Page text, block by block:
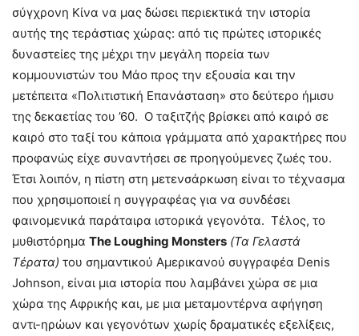
σύγχρονη Κίνα να μας δώσει περιεκτικά την ιστορία
αυτής της τεράστιας χώρας: από τις πρώτες ιστορικές
δυναστείες της μέχρι την μεγάλη πορεία των
κομμουνιστών του Μάο προς την εξουσία και την
μετέπειτα «Πολιτιστική Επανάσταση» στο δεύτερο ήμισυ
της δεκαετίας του ’60. Ο ταξιτζής βρίσκει από καιρό σε
καιρό στο ταξί του κάποια γράμματα από χαρακτήρες που
προφανώς είχε συναντήσει σε προηγούμενες ζωές του.
Έτσι λοιπόν, η πίστη στη μετενσάρκωση είναι το τέχνασμα
που χρησιμοποιεί η συγγραφέας για να συνδέσει
φαινομενικά παράταιρα ιστορικά γεγονότα. Τέλος, το
μυθιστόρημα The Loughing Monsters (Τα Γελαστά
Τέρατα) του σημαντικού Αμερικανού συγγραφέα Denis
Johnson, είναι μια ιστορία που λαμβάνει χώρα σε μια
χώρα της Αφρικής και, με μια μεταμοντέρνα αφήγηση
αντι-ηρώων και γεγονότων χωρίς δραματικές εξελίξεις,